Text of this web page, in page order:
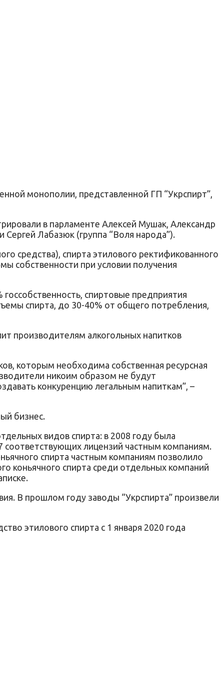
монополии, представленной ГП “Укрспирт”,
в парламенте Алексей Мушак, Александр
Лабазюк (группа “Воля народа”).
средства), спирта этилового ректификованного
собственности при условии получения
спиртовые предприятия
спирта, до 30-40% от общего потребления,
производителям алкогольных напитков
которым необходима собственная ресурсная
никоим образом не будут
конкуренцию легальным напиткам”, –
бизнес.
видов спирта: в 2008 году была
соответствующих лицензий частным компаниям.
спирта частным компаниям позволило
коньячного спирта среди отдельных компаний
В прошлом году заводы “Укрспирта” произвели
этилового спирта с 1 января 2020 года